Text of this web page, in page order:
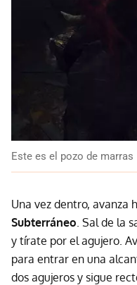
Este es el pozo de marras
Una vez dentro, avanza
Subterráneo . Sal de la
y tírate por el agujero.
para entrar en una
dos agujeros y sigue